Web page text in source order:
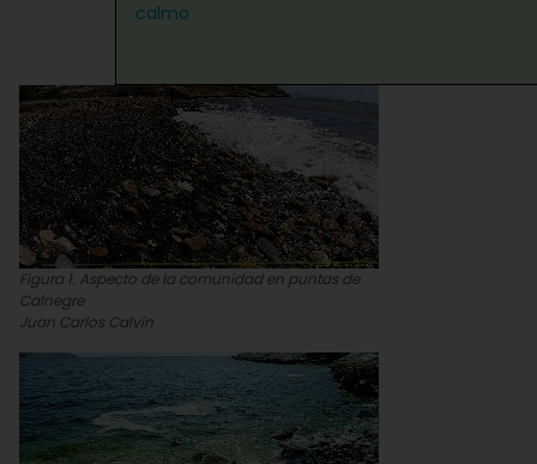
calmo
Figura 1. Aspecto de la comunidad en puntas de
Calnegre
Juan Carlos Calvín